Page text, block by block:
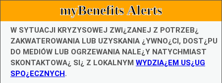
myBenefits Alerts
W SYTUACJI KRYZYSOWEJ ZWI¿ZANEJ Z POTRZEB¿
ZAKWATEROWANIA LUB UZYSKANIA ¿YWNO¿CI, DOST¿PU
DO MEDIÓW LUB OGRZEWANIA NALE¿Y NATYCHMIAST
SKONTAKTOWA¿ SI¿ Z LOKALNYM WYDZIA¿EM US¿UG
SPO¿ECZNYCH.